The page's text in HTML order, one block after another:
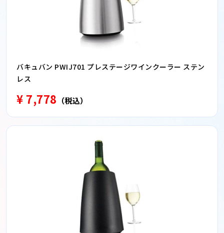
バキュバン PWIJ701 プレステージワインクーラー ステン
レス
¥ 7,778 （税込）